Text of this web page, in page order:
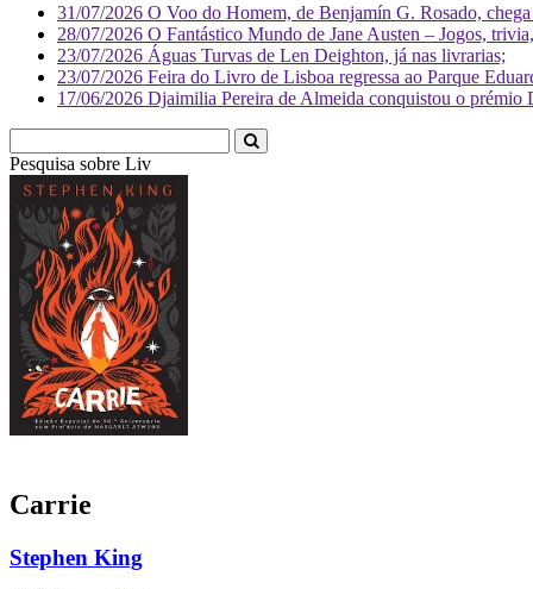
31/07/2026 O Voo do Homem, de Benjamín G. Rosado,
28/07/2026 O Fantástico Mundo de Jane Austen – Jogos,
23/07/2026 Águas Turvas de Len Deighton, já nas livrarias;
23/07/2026 Feira do Livro de Lisboa regressa ao Parque
17/06/2026 Djaimilia Pereira de Almeida conquistou o
Pesquisa sobre Literatura
Carrie
Stephen King